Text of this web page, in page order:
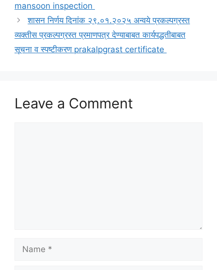
mansoon inspection
शासन निर्णय दिनांक २९.०१.२०२५ अन्वये प्रकल्पग्रस्त
व्यक्तीस प्रकल्पग्रस्त प्रमाणपत्र देण्याबाबत कार्यपद्धतीबाबत
सूचना व स्पष्टीकरण prakalpgrast certificate
Leave a Comment